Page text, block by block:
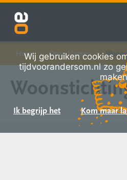
Home Onze klanten
Wij gebruiken cookies
tijdvoorandersom.nl zo
Ik begrijp het Kom maar